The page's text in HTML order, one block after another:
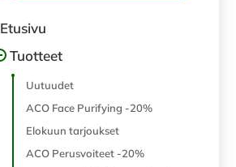
Etusivu
Tuotteet
Uutuudet
ACO Face Purifying -20%
Elokuun tarjoukset
ACO Perusvoiteet -20%